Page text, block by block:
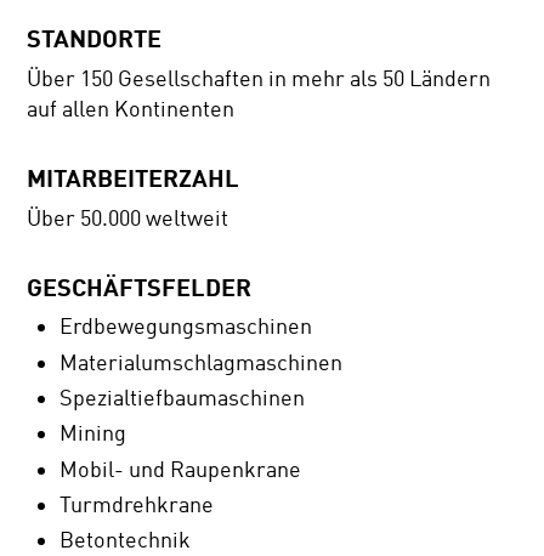
STANDORTE
Über 150 Gesellschaften in mehr als 50 Ländern
auf allen Kontinenten
MITARBEITERZAHL
Über 50.000 weltweit
GESCHÄFTSFELDER
Erdbewegungsmaschinen
Materialumschlagmaschinen
Spezialtiefbaumaschinen
Mining
Mobil- und Raupenkrane
Turmdrehkrane
Betontechnik